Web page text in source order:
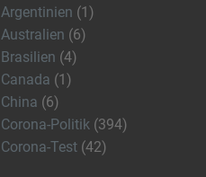
Argentinien (1)
Australien (6)
Brasilien (4)
Canada (1)
China (6)
Corona-Politik (394)
Corona-Test (42)